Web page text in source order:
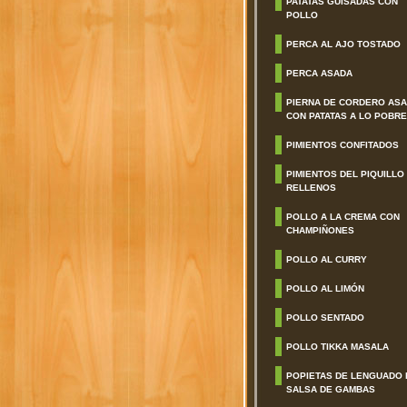
POLLO
PERCA AL AJO TOSTADO
PERCA ASADA
PIERNA DE CORDERO
CON PATATAS A LO POBRE
PIMIENTOS CONFITADOS
PIMIENTOS DEL PIQUILLO
RELLENOS
POLLO A LA CREMA CON
CHAMPIÑONES
POLLO AL CURRY
POLLO AL LIMÓN
POLLO SENTADO
POLLO TIKKA MASALA
POPIETAS DE LENGUADO
SALSA DE GAMBAS